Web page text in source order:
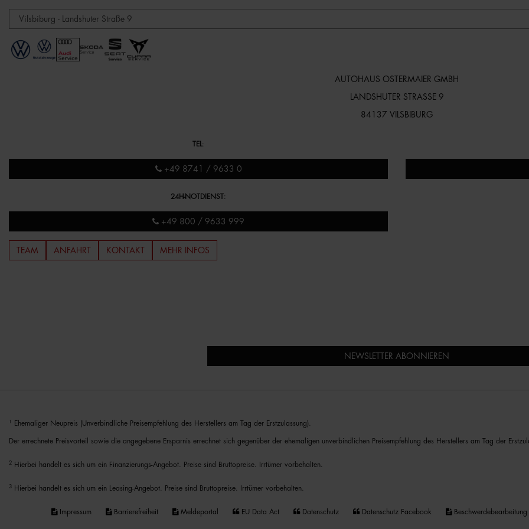
AUTOHAUS OSTERMAIER GMBH
LANDSHUTER STRASSE 9
84137 VILSBIBURG
TEL :
+49 8741 / 9633 0
24H-NOTDIENST:
+49 800 / 9633 999
TEAM ANFAHRT KONTAKT MEHR INFOS
NEWSLETTER ABONNIEREN
Ehemaliger Neupreis (Unverbindliche Preisempfehlung des Herstellers am Tag der Erstzulassung).
Der errechnete Preisvorteil sowie die angegebene Ersparnis errechnet sich gegenüber der ehemaligen unverbindlichen Preisempfehlung des Herstellers am Tag der
2 Hierbei handelt es sich um ein Finanzierungs-Angebot. Preise sind Bruttopreise. Irrtümer vorbehalten.
3 Hierbei handelt es sich um ein Leasing-Angebot. Preise sind Bruttopreise. Irrtümer vorbehalten.
Impressum Barrierefreiheit Meldeportal EU Data Act Datenschutz Datenschutz Facebook Beschwerdebearbeitung